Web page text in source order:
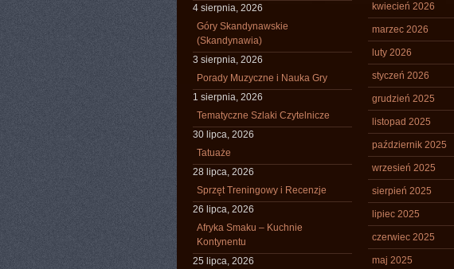
4 sierpnia, 2026
Góry Skandynawskie
(Skandynawia)
3 sierpnia, 2026
Porady Muzyczne i Nauka Gry
1 sierpnia, 2026
Tematyczne Szlaki Czytelnicze
30 lipca, 2026
Tatuaże
28 lipca, 2026
Sprzęt Treningowy i Recenzje
26 lipca, 2026
Afryka Smaku – Kuchnie
Kontynentu
25 lipca, 2026
kwiecień 2026
marzec 2026
luty 2026
styczeń 2026
grudzień 2025
listopad 2025
październik 2025
wrzesień 2025
sierpień 2025
lipiec 2025
czerwiec 2025
maj 2025